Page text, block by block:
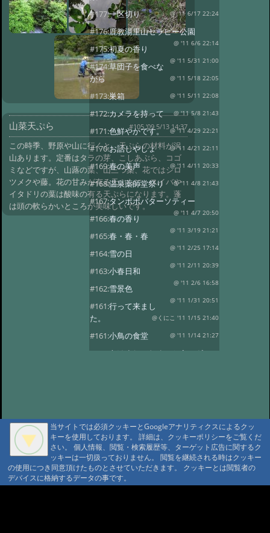
山菜天ぷら #105 '09 5/13 14:37
この時季、野原や山に行くと、天ぷらの材料が沢
山あります。定番はタラの芽、こしあぶら、コゴ
ミなどですが、山蕗の葉、山三つ葉、花ではシロ
ツメクや藤。花の甘みが有る天ぷらに、スイバや
イタドリの葉は酸味の有る天ぷらになります。蓬
は頭の軟らかいところが美味しいです。
#177:一区切り @ '11 6/17 22:24
#176:鹿教湯里山セラピー公園
@ '11 6/6 22:14
#175:初夏の香り
@ '11 5/31 21:00
#174:草団子を食べな
がら
@ '11 5/18 22:05
#173:巣箱 @ '11 5/11 22:08
#172:カメラを持って @ '11 5/8 21:43
#171:色鮮やかです。 @ '11 4/29 22:21
#170:お話しやしょ @ '11 4/21 22:11
#169:春の美声 @ '11 4/11 20:33
#168:温泉薬師堂祭り @ '11 4/8 21:43
#167:タンポポバターソティー
@ '11 4/7 20:50
#166:春の香り
@ '11 3/19 21:21
#165:春・春・春
@ '11 2/25 17:14
#164:雪の日
@ '11 2/11 20:39
#163:小春日和
@ '11 2/6 16:58
#162:雪景色
@ '11 1/31 20:51
#161:行って来まし
た。
@くにこ '11 1/15 21:40
#161:小鳥の食堂 @ '11 1/14 21:27
#160:あけましておめでとうござい
#157:今日は疲れました。
@ '10 11/29 22:37
#156:寒い朝です。
@ '10 11/19 22:16
#155:そろそろ冬支度
@ '10 11/4 10:30
#154:白い峰
#153:ふじばかまとア
当サイトでは必須クッキーとGoogleアナリティクスによるクッ
キーを使用しております。 詳細は、クッキーポリシーをご覧くだ
さい。 個人情報、閲覧・検索履歴等、ターゲット広告に関するク
ッキーは一切扱っておりません。 閲覧を継続される時はクッキー
の使用につき同意頂けたものとさせていただきます。 クッキーとは閲覧者の
デバイスに格納するデータの事です。